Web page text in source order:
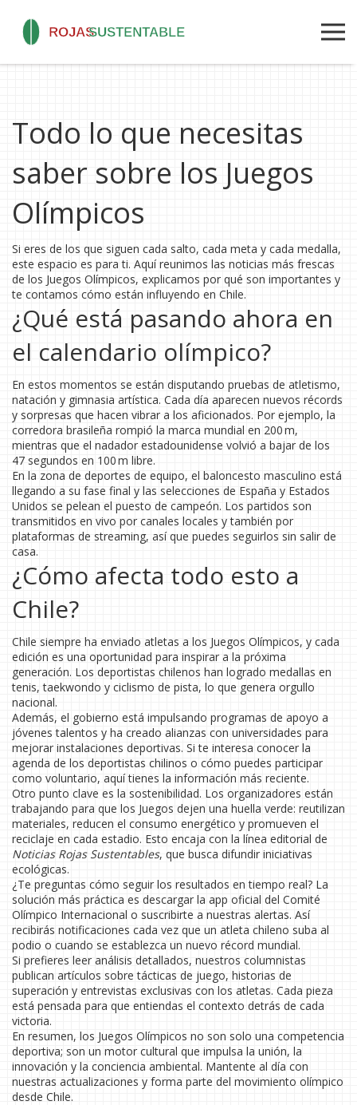
Todo lo que necesitas
saber sobre los Juegos
Olímpicos
Si eres de los que siguen cada salto, cada meta y cada medalla,
este espacio es para ti. Aquí reunimos las noticias más frescas
de los Juegos Olímpicos, explicamos por qué son importantes y
te contamos cómo están influyendo en Chile.
¿Qué está pasando ahora en
el calendario olímpico?
En estos momentos se están disputando pruebas de atletismo,
natación y gimnasia artística. Cada día aparecen nuevos récords
y sorpresas que hacen vibrar a los aficionados. Por ejemplo, la
corredora brasileña rompió la marca mundial en 200 m,
mientras que el nadador estadounidense volvió a bajar de los
47 segundos en 100 m libre.
En la zona de deportes de equipo, el baloncesto masculino está
llegando a su fase final y las selecciones de España y Estados
Unidos se pelean el puesto de campeón. Los partidos son
transmitidos en vivo por canales locales y también por
plataformas de streaming, así que puedes seguirlos sin salir de
casa.
¿Cómo afecta todo esto a
Chile?
Chile siempre ha enviado atletas a los Juegos Olímpicos, y cada
edición es una oportunidad para inspirar a la próxima
generación. Los deportistas chilenos han logrado medallas en
tenis, taekwondo y ciclismo de pista, lo que genera orgullo
nacional.
Además, el gobierno está impulsando programas de apoyo a
jóvenes talentos y ha creado alianzas con universidades para
mejorar instalaciones deportivas. Si te interesa conocer la
agenda de los deportistas chilinos o cómo puedes participar
como voluntario, aquí tienes la información más reciente.
Otro punto clave es la sostenibilidad. Los organizadores están
trabajando para que los Juegos dejen una huella verde: reutilizan
materiales, reducen el consumo energético y promueven el
reciclaje en cada estadio. Esto encaja con la línea editorial de
Noticias Rojas Sustentables, que busca difundir iniciativas
ecológicas.
¿Te preguntas cómo seguir los resultados en tiempo real? La
solución más práctica es descargar la app oficial del Comité
Olímpico Internacional o suscribirte a nuestras alertas. Así
recibirás notificaciones cada vez que un atleta chileno suba al
podio o cuando se establezca un nuevo récord mundial.
Si prefieres leer análisis detallados, nuestros columnistas
publican artículos sobre tácticas de juego, historias de
superación y entrevistas exclusivas con los atletas. Cada pieza
está pensada para que entiendas el contexto detrás de cada
victoria.
En resumen, los Juegos Olímpicos no son solo una competencia
deportiva; son un motor cultural que impulsa la unión, la
innovación y la conciencia ambiental. Mantente al día con
nuestras actualizaciones y forma parte del movimiento olímpico
desde Chile.